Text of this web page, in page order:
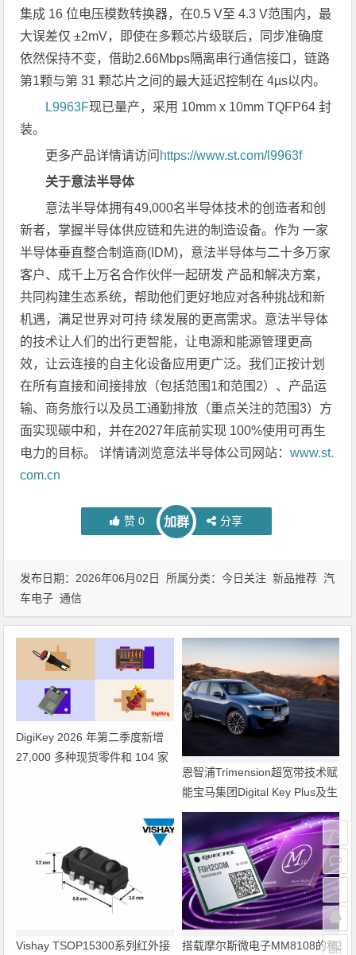
集成 16 位电压模数转换器，在0.5 V至 4.3 V范围内，最
大误差仅 ±2mV，即使在多颗芯片级联后，同步准确度
依然保持不变，借助2.66Mbps隔离串行通信接口，链路
第1颗与第 31 颗芯片之间的最大延迟控制在 4µs以内。
L9963F现已量产，采用 10mm x 10mm TQFP64 封
装。
更多产品详情请访问 https://www.st.com/l9963f
关于意法半导体
意法半导体拥有49,000名半导体技术的创造者和创
新者，掌握半导体供应链和先进的制造设备。作为 一家
半导体垂直整合制造商(IDM)，意法半导体与二十多万家
客户、成千上万名合作伙伴一起研发 产品和解决方案，
共同构建生态系统，帮助他们更好地应对各种挑战和新
机遇，满足世界对可持 续发展的更高需求。意法半导体
的技术让人们的出行更智能，让电源和能源管理更高
效，让云连接的自主化设备应用更广泛。我们正按计划
在所有直接和间接排放（包括范围1和范围2）、产品运
输、商务旅行以及员工通勤排放（重点关注的范围3）方
面实现碳中和，并在2027年底前实现 100%使用可再生
电力的目标。 详情请浏览意法半导体公司网站：www.st.
com.cn
赞 0 加群 分享
发布日期：2026年06月02日 所属分类：今日关注 新品推荐 汽
车电子 通信
DigiKey 2026 年第二季度新增
27,000 多种现货零件和 104 家
恩智浦Trimension超宽带技术赋
能宝马集团Digital Key Plus及生
命体存在检测功能
Vishay TSOP15300系列红外接 搭载摩尔斯微电子MM8108的移